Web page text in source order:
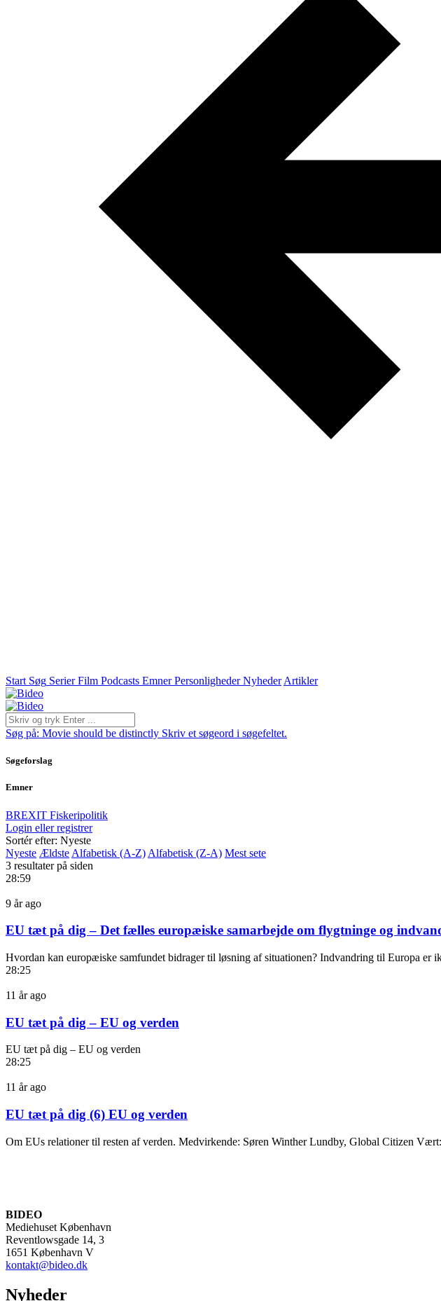
Start Søg Serier Film Podcasts Emner Personligheder Nyheder Artikler
Søg på: Movie should be distinctly Skriv et søgeord i søgefeltet.
Søgeforslag
Emner
BREXIT Fiskeripolitik
Login eller registrer
Sortér efter: Nyeste
Nyeste Ældste Alfabetisk (A-Z) Alfabetisk (Z-A) Mest sete
3 resultater på siden
28:59
9 år ago
EU tæt på dig – Det fælles europæiske samarbejde om flygtninge og
Hvordan kan europæiske samfundet bidrager til løsning af situationen? Indvandring til Europa er
28:25
11 år ago
EU tæt på dig – EU og verden
EU tæt på dig – EU og verden
28:25
11 år ago
EU tæt på dig (6) EU og verden
Om EUs relationer til resten af verden. Medvirkende: Søren Winther Lundby, Global Citizen
BIDEO
Mediehuset København
Reventlowsgade 14, 3
1651 København V
kontakt@bideo.dk
Nyheder